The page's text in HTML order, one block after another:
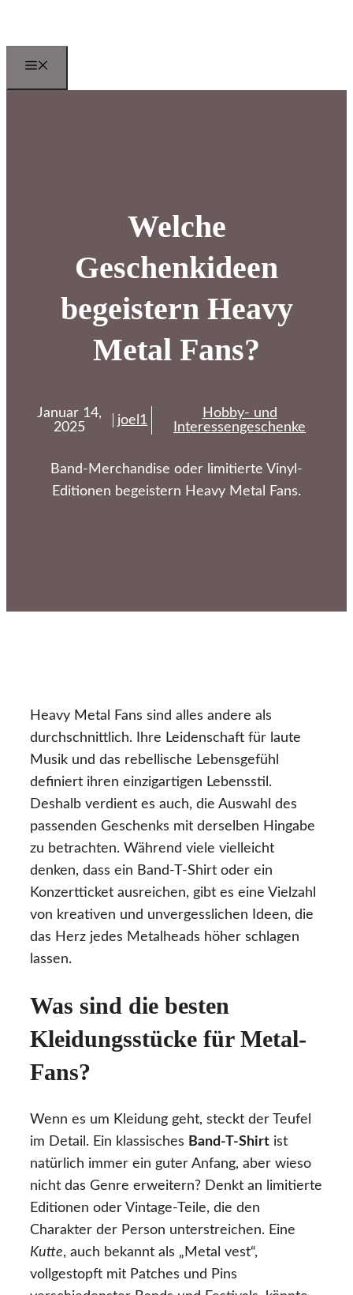
springen
Welche
Geschenkideen
begeistern Heavy
Metal Fans?
Januar 14,
2025
joel1
Hobby- und
Interessengeschenke
Band-Merchandise oder limitierte Vinyl-
Editionen begeistern Heavy Metal Fans.
Heavy Metal Fans sind alles andere als
durchschnittlich. Ihre Leidenschaft für laute
Musik und das rebellische Lebensgefühl
definiert ihren einzigartigen Lebensstil.
Deshalb verdient es auch, die Auswahl des
passenden Geschenks mit derselben Hingabe
zu betrachten. Während viele vielleicht
denken, dass ein Band-T-Shirt oder ein
Konzertticket ausreichen, gibt es eine Vielzahl
von kreativen und unvergesslichen Ideen, die
das Herz jedes Metalheads höher schlagen
lassen.
Was sind die besten
Kleidungsstücke für Metal-
Fans?
Wenn es um Kleidung geht, steckt der Teufel
im Detail. Ein klassisches Band-T-Shirt ist
natürlich immer ein guter Anfang, aber wieso
nicht das Genre erweitern? Denkt an limitierte
Editionen oder Vintage-Teile, die den
Charakter der Person unterstreichen. Eine
Kutte, auch bekannt als „Metal vest“,
vollgestopft mit Patches und Pins